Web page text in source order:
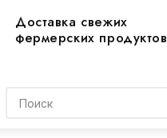
Доставка свежих
фермерских продуктов